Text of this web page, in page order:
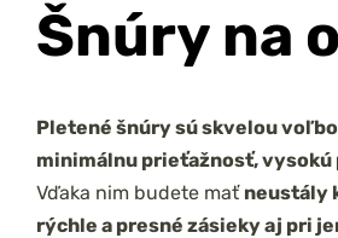
Šnúry na
Pletené šnúry sú skvelou
minimálnu prieťažnosť,
Vďaka nim budete mať neustály
rýchle a presné zásieky aj pri